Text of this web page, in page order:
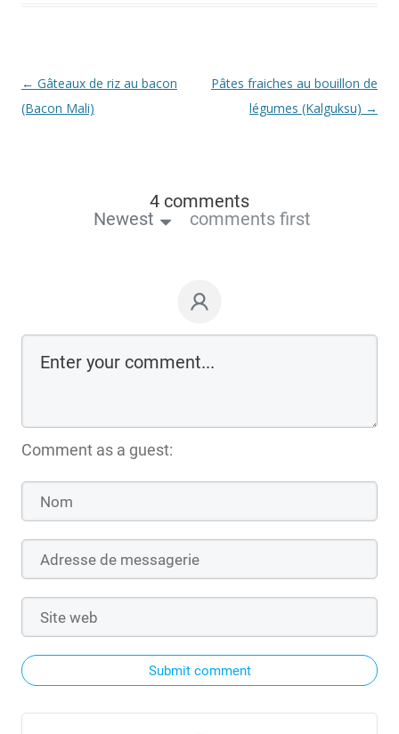
Navigation
des
← Gâteaux de riz au bacon
(Bacon Mali)
Pâtes fraiches au bouillon de
légumes (Kalguksu) →
4 comments
Newest
comments first
Comment as a guest:
Submit comment